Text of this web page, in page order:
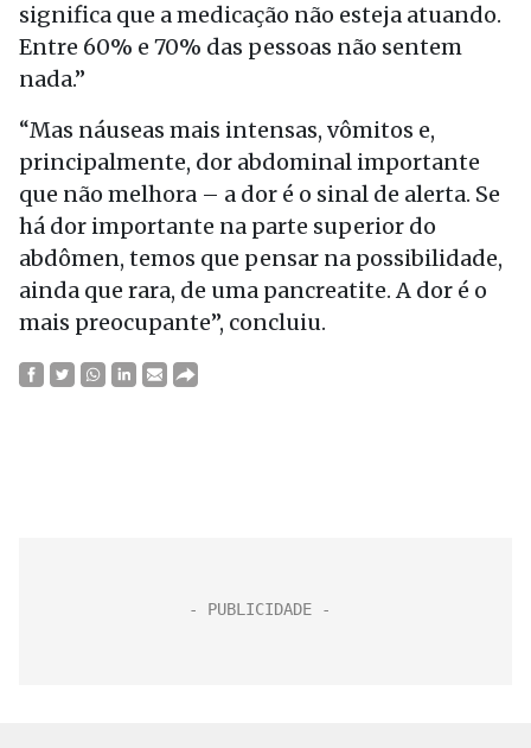
significa que a medicação não esteja atuando.
Entre 60% e 70% das pessoas não sentem
nada.”
“Mas náuseas mais intensas, vômitos e,
principalmente, dor abdominal importante
que não melhora – a dor é o sinal de alerta. Se
há dor importante na parte superior do
abdômen, temos que pensar na possibilidade,
ainda que rara, de uma pancreatite. A dor é o
mais preocupante”, concluiu.